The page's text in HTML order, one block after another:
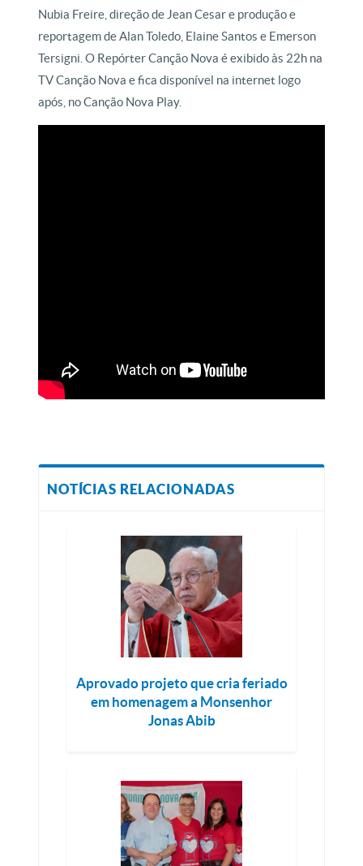
Nubia Freire, direção de Jean Cesar e produção e
reportagem de Alan Toledo, Elaine Santos e Emerson
Tersigni. O Repórter Canção Nova é exibido às 22h na
TV Canção Nova e fica disponível na internet logo
após, no Canção Nova Play.
NOTÍCIAS RELACIONADAS
Aprovado projeto que cria feriado
em homenagem a Monsenhor
Jonas Abib